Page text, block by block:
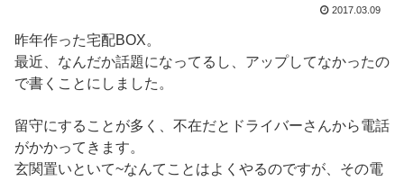
2017.03.09
昨年作った宅配BOX。
最近、なんだか話題になってるし、アップしてなかったの
で書くことにしました。
留守にすることが多く、不在だとドライバーさんから電話
がかかってきます。
玄関置いといて~なんてことはよくやるのですが、その電